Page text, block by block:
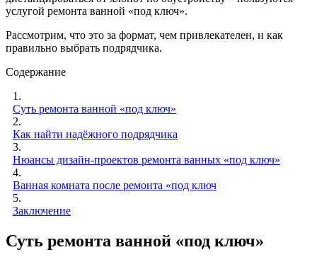
услугой ремонта ванной «под ключ».
Рассмотрим, что это за формат, чем привлекателен, и как
правильно выбрать подрядчика.
Содержание
1.
Суть ремонта ванной «под ключ»
2.
Как найти надёжного подрядчика
3.
Нюансы дизайн-проектов ремонта ванных «под ключ»
4.
Ванная комната после ремонта «под ключ
5.
Заключение
Суть ремонта ванной «под ключ»